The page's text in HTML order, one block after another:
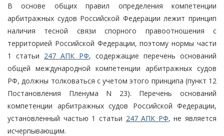
В основе общих правил определения компетенции
арбитражных судов Российской Федерации лежит принцип
наличия тесной связи спорного правоотношения с
территорией Российской Федерации, поэтому нормы части
1 статьи 247 АПК РФ, содержащие перечень оснований
общей международной компетенции арбитражных судов
РФ, должны толковаться с учетом этого принципа (пункт 12
Постановления Пленума N 23). Перечень оснований
компетенции арбитражных судов Российской Федерации,
установленный частью 1 статьи 247 АПК РФ, не является
исчерпывающим.